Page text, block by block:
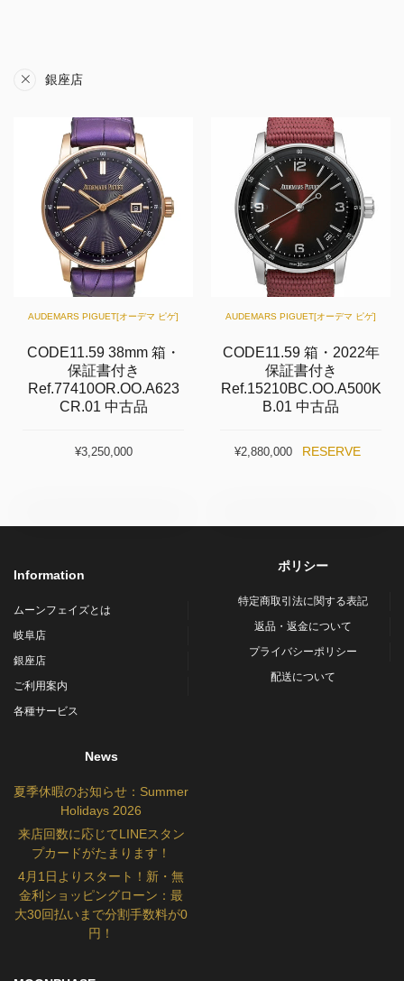
銀座店
AUDEMARS PIGUET[オーデマ ピゲ]
CODE11.59 38mm 箱・
保証書付き
Ref.77410OR.OO.A623
CR.01 中古品
¥3,250,000
AUDEMARS PIGUET[オーデマ ピゲ]
CODE11.59 箱・2022年
保証書付き
Ref.15210BC.OO.A500K
B.01 中古品
¥2,880,000 RESERVE
Information
ムーンフェイズとは
岐阜店
銀座店
ご利用案内
各種サービス
ポリシー
特定商取引法に関する表記
返品・返金について
プライバシーポリシー
配送について
News
夏季休暇のお知らせ：Summer
Holidays 2026
来店回数に応じてLINEスタン
プカードがたまります！
4月1日よりスタート！新・無
金利ショッピングローン：最
大30回払いまで分割手数料が0
円！